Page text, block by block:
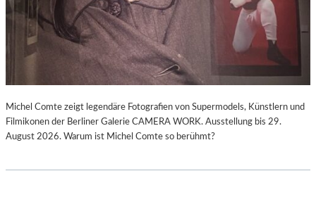
Michel Comte zeigt legendäre Fotografien von Supermodels, Künstlern und
Filmikonen der Berliner Galerie CAMERA WORK. Ausstellung bis 29.
August 2026. Warum ist Michel Comte so berühmt?